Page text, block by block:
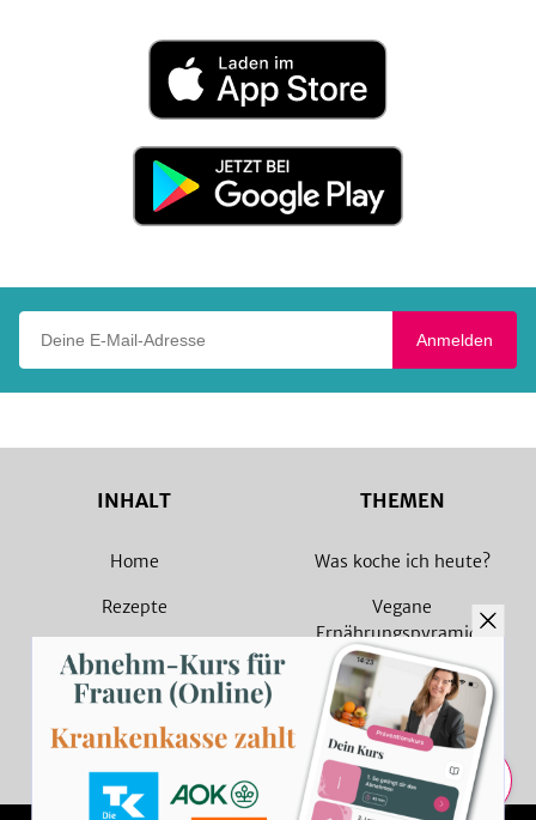
Teilen
Laden
im
App
Jetzt
Google
Anmelden
INHALT
Home
Rezepte
Magazin
Sammlungen
Rezept Suche
THEMEN
Was koche ich heute?
Vegane
Ernährungspyramide
Vegane Rezepte
Vegetarische Rezepte